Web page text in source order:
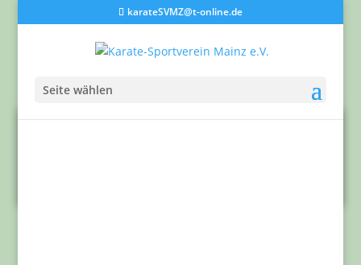
karateSVMZ@t-online.de
Seite wählen